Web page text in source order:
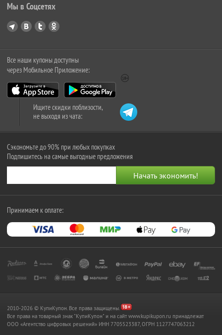
Мы в Соцсетях
Все наши купоны доступны
через Мобильное Приложение:
Ищите скидки поблизости,
не выходя из чата:
Сэкономьте до 90% при любых покупках
Подпишитесь на самые выгодные предложения
Принимаем к оплате:
2010-2026 © КупиКупон. Все права защищены.
Все права на товарный знак "КупиКупон" и на сайт www.kupikupon.ru принадлежат
OOO «Агентство цифровых решений» ИНН 7705523387, ОГРН 1127747063212